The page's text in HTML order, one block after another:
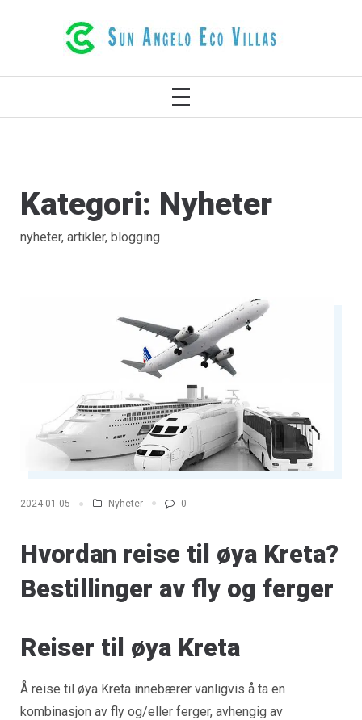
LUKSURIØSE ØKO-VILLAER I
RETHYMNO KRETA HELLAS
Kategori: Nyheter
nyheter, artikler, blogging
2024-01-05 Nyheter 0
Hvordan reise til øya Kreta?
Bestillinger av fly og ferger
Reiser til øya Kreta
Å reise til øya Kreta innebærer vanligvis å ta en
kombinasjon av fly og/eller ferger, avhengig av